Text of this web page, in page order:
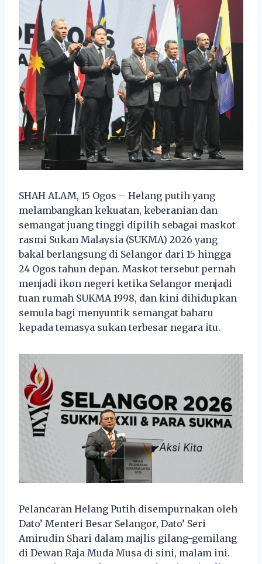
SHAH ALAM, 15 Ogos – Helang putih yang
melambangkan kekuatan, keberanian dan
semangat juang tinggi dipilih sebagai maskot
rasmi Sukan Malaysia (SUKMA) 2026 yang
bakal berlangsung di Selangor dari 15 hingga
24 Ogos tahun depan. Maskot tersebut pernah
menjadi ikon negeri ketika Selangor menjadi
tuan rumah SUKMA 1998, dan kini dihidupkan
semula bagi menyuntik semangat baharu
kepada temasya sukan terbesar negara itu.
Pelancaran Helang Putih disempurnakan oleh
Dato’ Menteri Besar Selangor, Dato’ Seri
Amirudin Shari dalam majlis gilang-gemilang
di Dewan Raja Muda Musa di sini, malam ini.